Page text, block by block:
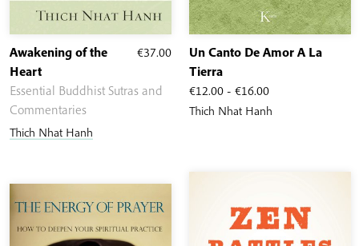
€37.00
Awakening of the
Heart
Essential Buddhist Sutras and
Commentaries
Thich Nhat Hanh
€12.00 - €16.00Rango
de
€16.00
Un Canto De Amor A La
Tierra
Thich Nhat Hanh